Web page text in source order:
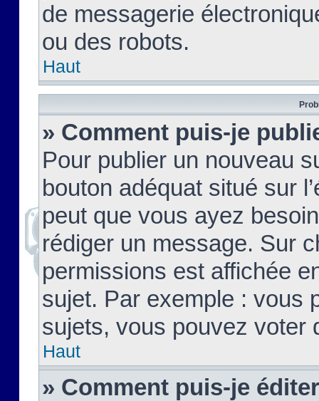
de messagerie
ou des robots.
Haut
» Comment puis-je
Pour publier un nouveau
bouton adéquat situé sur
peut que vous ayez
rédiger un message. Sur
permissions est affichée
sujet. Par exemple : vous
sujets, vous pouvez voter
Haut
» Comment puis-je